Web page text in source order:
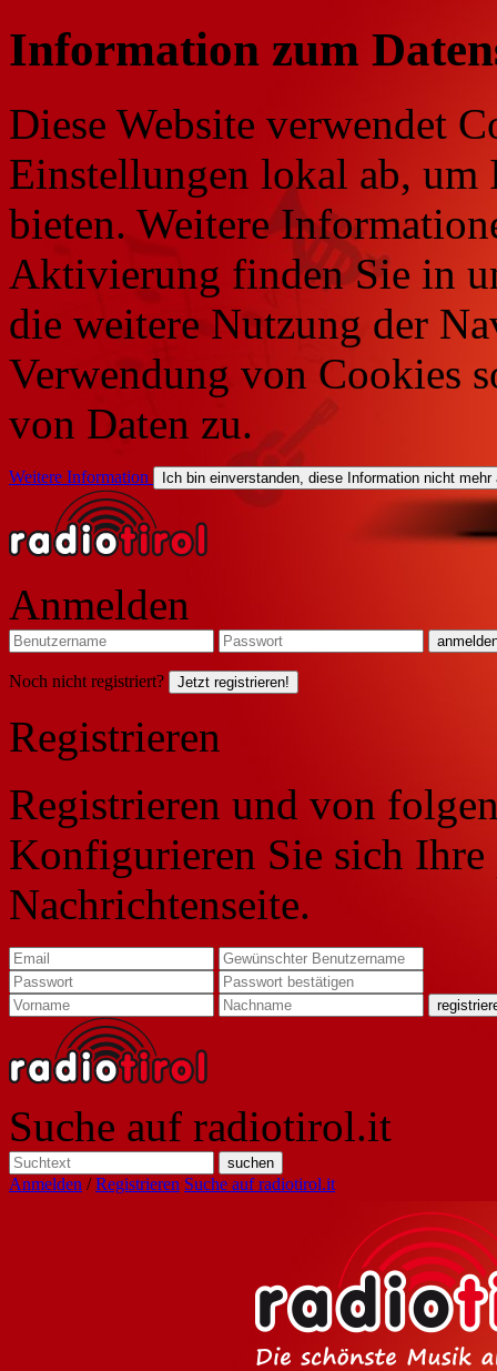
Information zum
Diese Website verwendet
Einstellungen lokal ab, um
bieten. Weitere
Aktivierung finden Sie in
die weitere Nutzung der
Verwendung von Cookies
von Daten zu.
Weitere Information Ich bin einverstanden, diese Information nicht mehr
Anmelden
Noch nicht registriert? Jetzt registrieren!
Registrieren
Registrieren und von
Konfigurieren Sie sich
Nachrichtenseite.
Suche auf radiotirol.it
Anmelden /Registrieren Suche auf radiotirol.it